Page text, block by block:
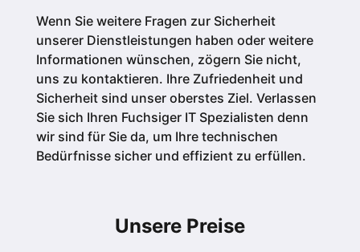
Wenn Sie weitere Fragen zur Sicherheit
unserer Dienstleistungen haben oder weitere
Informationen wünschen, zögern Sie nicht,
uns zu kontaktieren. Ihre Zufriedenheit und
Sicherheit sind unser oberstes Ziel. Verlassen
Sie sich Ihren Fuchsiger IT Spezialisten denn
wir sind für Sie da, um Ihre technischen
Bedürfnisse sicher und effizient zu erfüllen.
Unsere Preise